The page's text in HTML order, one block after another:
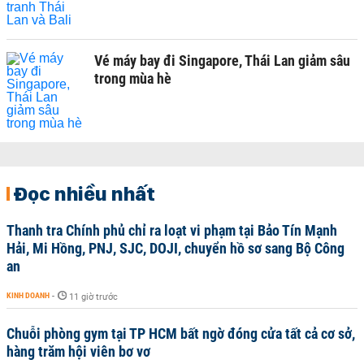
Vé máy bay đi Singapore, Thái Lan giảm sâu
trong mùa hè
Đọc nhiều nhất
Thanh tra Chính phủ chỉ ra loạt vi phạm tại Bảo Tín Mạnh
Hải, Mi Hồng, PNJ, SJC, DOJI, chuyển hồ sơ sang Bộ Công
an
KINH DOANH - 11 giờ trước
Chuỗi phòng gym tại TP HCM bất ngờ đóng cửa tất cả cơ sở,
hàng trăm hội viên bơ vơ